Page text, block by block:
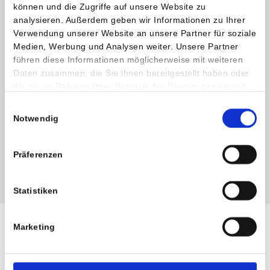
können und die Zugriffe auf unsere Website zu
analysieren. Außerdem geben wir Informationen zu Ihrer
Verwendung unserer Website an unsere Partner für soziale
Medien, Werbung und Analysen weiter. Unsere Partner
führen diese Informationen möglicherweise mit weiteren
Daten zusammen, die Sie ihnen bereitgestellt haben oder
Notwendig
Präferenzen
Statistiken
Marketing
Kontakt und weitere Informationen
Prim. Dr. Arnold Pacher
Leiter der Abteilung für Innere Medizin
Facharzt für Innere Medizin, Gastroenterologie und
Privatklinik Villach
E:arnold.pacher